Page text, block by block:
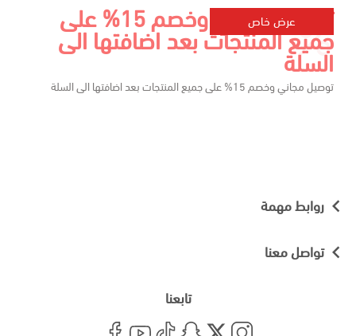
عرض خاص توصيل مجاني وخصم 15% على
جميع المنتجات بعد اضافتها الى
السلة
توصيل مجاني وخصم 15% على جميع المنتجات بعد اضافتها الى السلة
روابط مهمة
تواصل معنا
تابعنا